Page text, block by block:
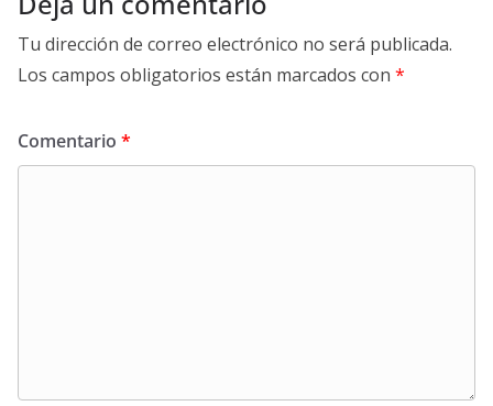
Tu dirección de correo electrónico no será publicada.
Los campos obligatorios están marcados con *
Comentario *